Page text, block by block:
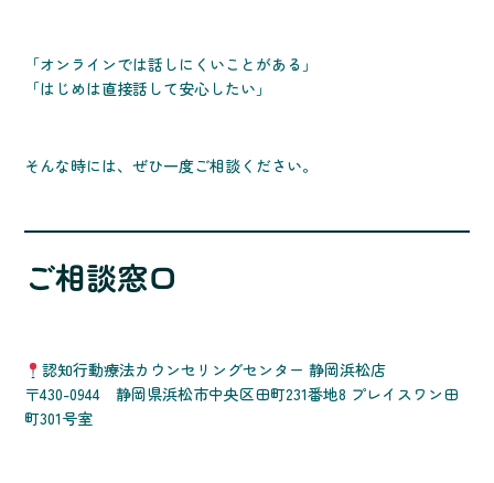
「オンラインでは話しにくいことがある」
「はじめは直接話して安心したい」
そんな時には、ぜひ一度ご相談ください。
ご相談窓口
認知行動療法カウンセリングセンター 静岡浜松店
〒430-0944 静岡県浜松市中央区田町231番地8 プレイスワン田
町301号室